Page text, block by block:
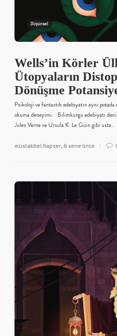
Düşünsel
Wells’in Körler
Ütopyaların
Dönüşme
Psikoloji ve fantastik edebiyatın aynı
okuma deneyimi. Bilimkurgu edebiyatı
Jules Verne ve Ursula K. Le Guin gibi usta…
müstakbel flapser, 6 sene önce